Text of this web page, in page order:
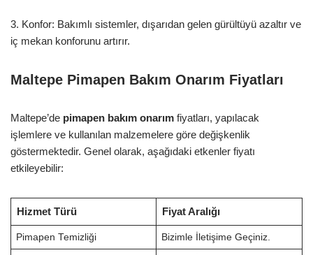
3. Konfor: Bakımlı sistemler, dışarıdan gelen gürültüyü azaltır ve
iç mekan konforunu artırır.
Maltepe Pimapen Bakım Onarım Fiyatları
Maltepe’de pimapen bakım onarım fiyatları, yapılacak
işlemlere ve kullanılan malzemelere göre değişkenlik
göstermektedir. Genel olarak, aşağıdaki etkenler fiyatı
etkileyebilir:
Hizmet Türü Fiyat Aralığı
Pimapen Temizliği Bizimle İletişime Geçiniz.